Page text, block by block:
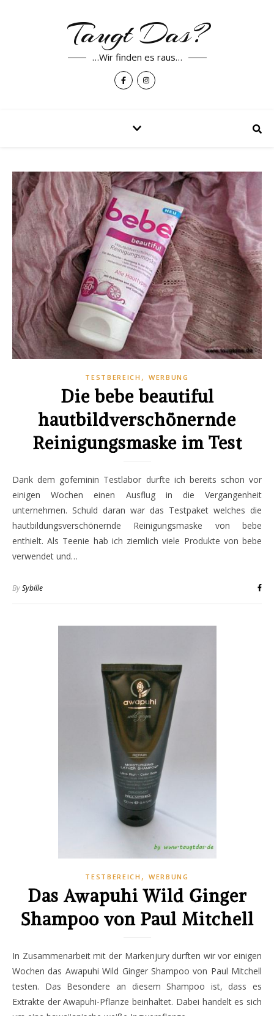
Taugt Das?
…Wir finden es raus…
TESTBEREICH , WERBUNG
Die bebe beautiful
hautbildverschönernde
Reinigungsmaske im Test
Dank dem gofeminin Testlabor durfte ich bereits schon vor
einigen Wochen einen Ausflug in die Vergangenheit
unternehmen. Schuld daran war das Testpaket welches die
hautbildungsverschönernde Reinigungsmaske von bebe
enthielt. Als Teenie hab ich ziemlich viele Produkte von bebe
verwendet und…
BySybille
TESTBEREICH , WERBUNG
Das Awapuhi Wild Ginger
Shampoo von Paul Mitchell
In Zusammenarbeit mit der Markenjury durften wir vor einigen
Wochen das Awapuhi Wild Ginger Shampoo von Paul Mitchell
testen. Das Besondere an diesem Shampoo ist, dass es
Extrakte der Awapuhi-Pflanze beinhaltet. Dabei handelt es sich